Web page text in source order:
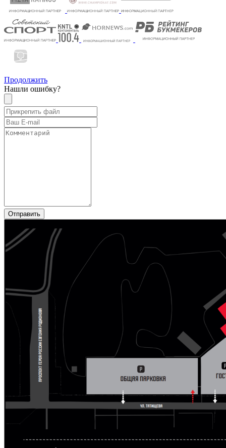
Продолжить
Нашли ошибку?